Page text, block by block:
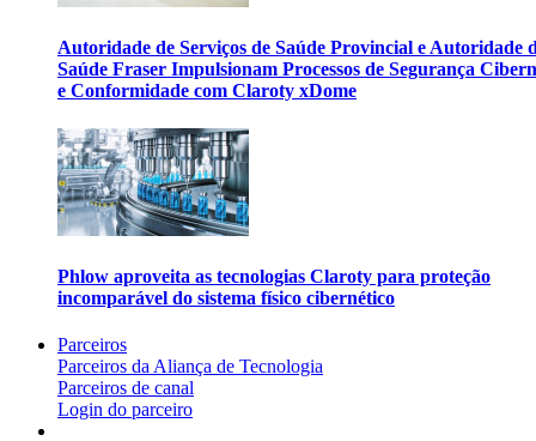
Autoridade de Serviços de Saúde Provincial e Autoridade
Saúde Fraser Impulsionam Processos de Segurança
e Conformidade com Claroty xDome
Phlow aproveita as tecnologias Claroty para proteção
incomparável do sistema físico cibernético
Parceiros
Parceiros da Aliança de Tecnologia
Parceiros de canal
Login do parceiro